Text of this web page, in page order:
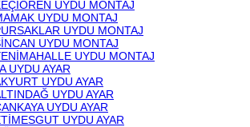
UYDU MONTAJ
UYDU MONTAJ
UYDU MONTAJ
UYDU MONTAJ
UYDU MONTAJ
UYDU AYAR
UYDU AYAR
UYDU AYAR
UYDU AYAR
UYDU AYAR